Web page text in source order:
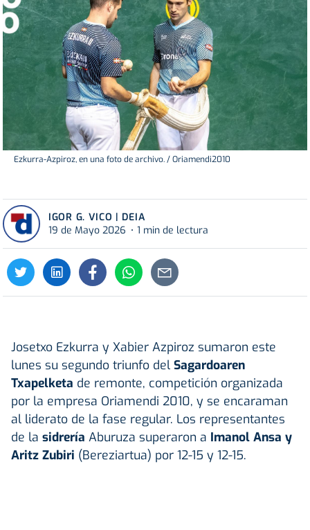
Ezkurra-Azpiroz, en una foto de archivo. / Oriamendi2010
IGOR G. VICO | DEIA
19 de Mayo 2026
1 min de lectura
Josetxo Ezkurra y Xabier Azpiroz sumaron este
lunes su segundo triunfo del Sagardoaren
Txapelketa de remonte, competición organizada
por la empresa Oriamendi 2010, y se encaraman
al liderato de la fase regular. Los representantes
de la sidrería Aburuza superaron a Imanol Ansa y
Aritz Zubiri (Bereziartua) por 12-15 y 12-15.